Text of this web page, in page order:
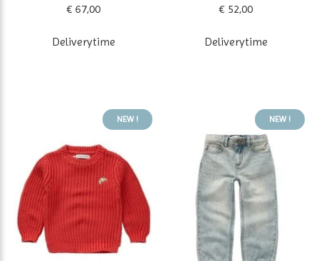
€ 67,00
Deliverytime
€ 52,00
Deliverytime
NEW ! NEW !